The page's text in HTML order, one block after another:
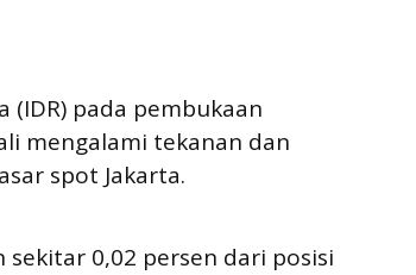
(IDR) pada pembukaan
mengalami tekanan dan
spot Jakarta.
sekitar 0,02 persen dari posisi